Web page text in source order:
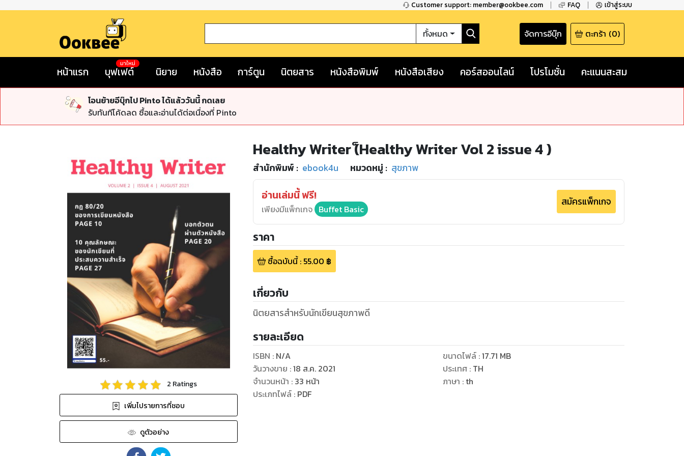
Customer support: member@ookbee.com FAQ เข้าสู่ระบบ
ทั้งหมด จัดการอีบุ๊ก ตะกร้า (0)
หน้าแรก บุฟเฟต์
มาใหม่
นิยาย หนังสือ การ์ตูน นิตยสาร หนังสือพิมพ์ หนังสือเสียง คอร์สออนไลน์ โปรโมชั่น คะแนนสะสม
โอนย้ายอีบุ๊กไป Pinto ได้แล้ววันนี้ กดเลย
รับทันทีโค้ดลด ซื้อและอ่านได้ต่อเนื่องที่ Pinto
2 Ratings
เพิ่มไปรายการที่ชอบ
ดูตัวอย่าง
Healthy Writer (็Healthy Writer Vol 2 issue 4 )
สำนักพิมพ์ : ebook4u หมวดหมู่ : สุขภาพ
อ่านเล่มนี้ ฟรี!
เพียงมีแพ็กเกจ Buffet Basic
สมัครแพ็กเกจ
ราคา
ซื้อฉบับนี้: 55.00 ฿
เกี่ยวกับ
นิตยสารสำหรับนักเขียนสุขภาพดี
รายละเอียด
ISBN : N/A
วันวางขาย :18 ส.ค. 2021
จำนวนหน้า : 33 หน้า
ประเภทไฟล์: PDF
ขนาดไฟล์:17.71 MB
ประเทศ : TH
ภาษา : th